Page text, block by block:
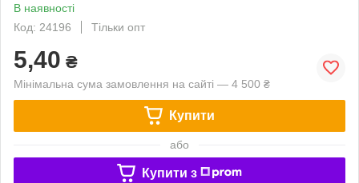
В наявності
Код: 24196
Тільки опт
5,40 ₴
Мінімальна сума замовлення на сайті — 4 500 ₴
Купити
або
Купити з